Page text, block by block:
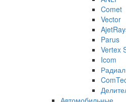
Comet
Vector
Parus
Vertex
Icom
Радиал
Автомобильные